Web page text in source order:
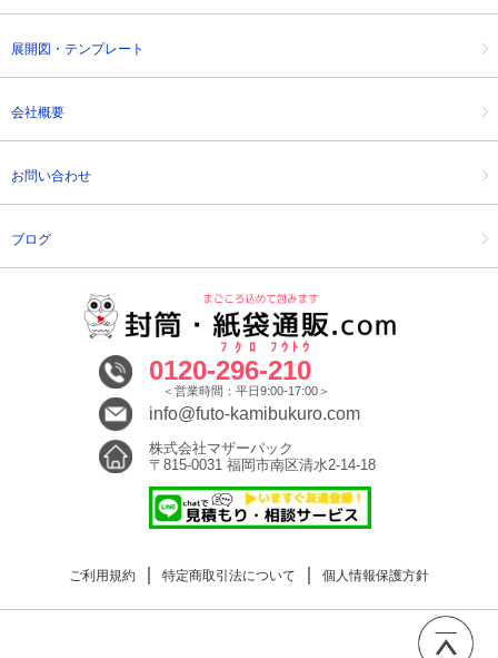
展開図・テンプレート
会社概要
お問い合わせ
ブログ
0120-296
ﾌｸﾛ
-210
ﾌｳﾄｳ
＜営業時間：平日9:00-17:00＞
info@futo-kamibukuro.com
株式会社マザーパック
〒815-0031 福岡市南区清水2-14-18
ご利用規約 特定商取引法について 個人情報保護方針